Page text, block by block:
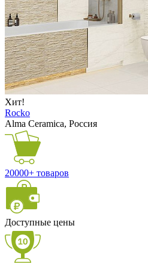
Хит!
Rocko
Alma Ceramica, Россия
20000+ товаров
Доступные цены